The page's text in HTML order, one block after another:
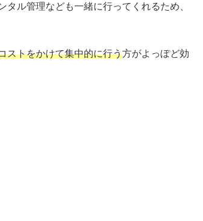
ル管理なども一緒に行ってくれるため、
ストをかけて集中的に行う方がよっぽど効